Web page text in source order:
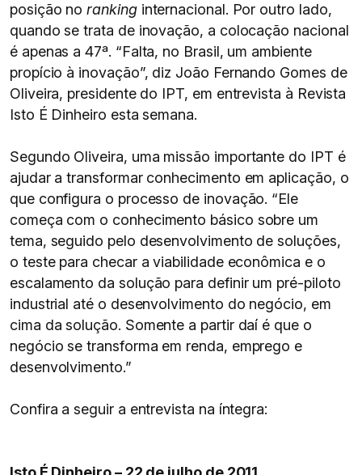
posição norankinginternacional. Por outro lado,
quando se trata de inovação, a colocação nacional
é apenas a 47ª. “Falta, no Brasil, um ambiente
propício à inovação”, diz João Fernando Gomes de
Oliveira, presidente do IPT, em entrevista à Revista
Isto É Dinheiro esta semana.
Segundo Oliveira, uma missão importante do IPT é
ajudar a transformar conhecimento em aplicação, o
que configura o processo de inovação. “Ele
começa com o conhecimento básico sobre um
tema, seguido pelo desenvolvimento de soluções,
o teste para checar a viabilidade econômica e o
escalamento da solução para definir um pré-piloto
industrial até o desenvolvimento do negócio, em
cima da solução. Somente a partir daí é que o
negócio se transforma em renda, emprego e
desenvolvimento.”
Confira a seguir a entrevista na íntegra: